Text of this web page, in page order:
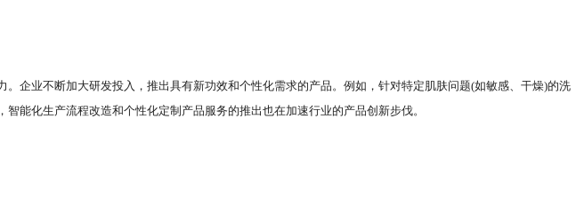
企业不断加大研发投入，推出具有新功效和个性化需求的产品。例如，针对特定肌肤问题(如敏感、干燥)的洗
能化生产流程改造和个性化定制产品服务的推出也在加速行业的产品创新步伐。